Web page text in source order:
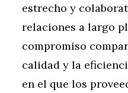
estrecho y
relaciones a largo
compromiso
calidad y la
en el que los